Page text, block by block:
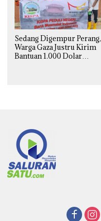
Sedang Digempur Perang,
Warga Gaza Justru Kirim
Bantuan 1.000 Dolar